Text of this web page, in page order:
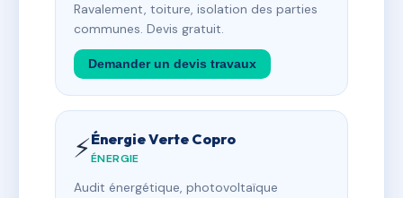
Ravalement, toiture, isolation des parties
communes. Devis gratuit.
Demander un devis travaux
⚡Énergie Verte Copro
ÉNERGIE
Audit énergétique, photovoltaïque